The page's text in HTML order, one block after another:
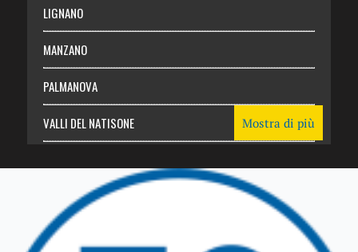
LIGNANO
MANZANO
PALMANOVA
VALLI DEL NATISONE
TRICESIMO
TARCENTO
Mostra di più